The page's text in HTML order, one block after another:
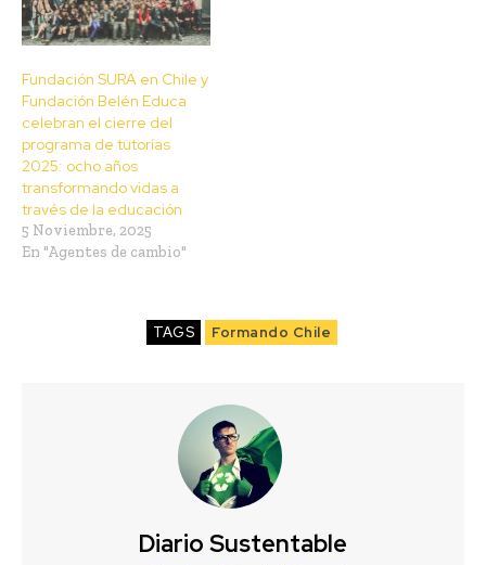
Fundación SURA en Chile y
Fundación Belén Educa
celebran el cierre del
programa de tutorías
2025: ocho años
transformando vidas a
través de la educación
5 Noviembre, 2025
En "Agentes de cambio"
TAGS Formando Chile
Diario Sustentable